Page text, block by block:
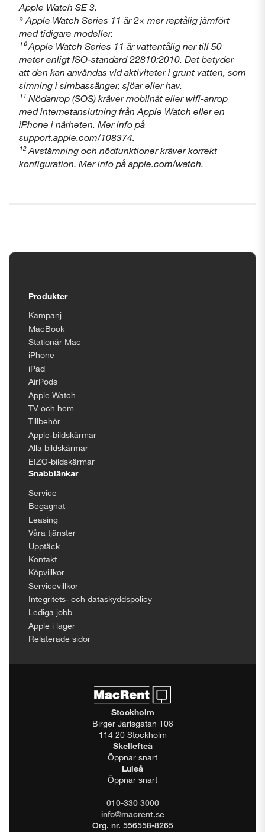
Apple Watch SE 3.
⁹ Apple Watch Series 11 är 2× mer reptålig jämfört
med tidigare modeller.
¹⁰ Apple Watch Series 11 är vattentålig ner till 50
meter enligt ISO-standard 22810:2010. Det betyder
att den kan användas vid aktiviteter i grunt vatten, som
simning i simbassänger, sjöar eller hav.
¹¹ Nödanrop (SOS) kräver mobilnät eller wifi-anrop
med internetanslutning från Apple Watch eller en
iPhone i närheten. Mer info på
support.apple.com/108374.
¹² Avstämning och nödfunktioner kräver korrekt
konfiguration. Mer info på apple.com/watch.
Produkter
Kampanj
MacBook
Stationär Mac
iPhone
iPad
AirPods
Apple Watch
TV och hem
Tillbehör
Apple-bildskärmar
Alla bildskärmar
EIZO-bildskärmar
Snabblänkar
Service
Begagnat
Leasing
Våra tjänster
Upptäck
Kontakt
Köpvillkor
Servicevillkor
Integritets- och dataskyddspolicy
Lediga jobb
Apple i lager
Relaterade sidor
Stockholm
Birger Jarlsgatan 108
114 20 Stockholm
Skellefteå
Öppnar snart
Luleå
Öppnar snart
010-330 3000
info@macrent.se
Org. nr. 556558-8265